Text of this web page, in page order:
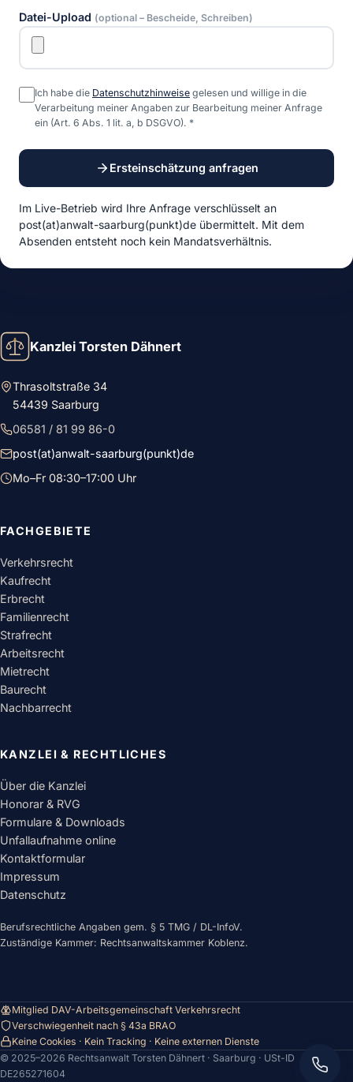
Jetzt anrufen: 06581
Datei-Upload (optional – Bescheide, Schreiben)
Ich habe die Datenschutzhinweise gelesen und willige in die
Verarbeitung meiner Angaben zur Bearbeitung meiner Anfrage
ein (Art. 6 Abs. 1 lit. a, b DSGVO). *
Ersteinschätzung anfragen
Im Live-Betrieb wird Ihre Anfrage verschlüsselt an
post(at)anwalt-saarburg(punkt)de übermittelt. Mit dem
Absenden entsteht noch kein Mandatsverhältnis.
Kanzlei Torsten Dähnert
Thrasoltstraße 34
54439 Saarburg
06581 / 81 99 86-0
post(at)anwalt-saarburg(punkt)de
Mo–Fr 08:30–17:00 Uhr
FACHGEBIETE
Verkehrsrecht
Kaufrecht
Erbrecht
Familienrecht
Strafrecht
Arbeitsrecht
Mietrecht
Baurecht
Nachbarrecht
KANZLEI & RECHTLICHES
Über die Kanzlei
Honorar & RVG
Formulare & Downloads
Unfallaufnahme online
Kontaktformular
Impressum
Datenschutz
Berufsrechtliche Angaben gem. § 5 TMG / DL-InfoV.
Zuständige Kammer: Rechtsanwaltskammer Koblenz.
Mitglied DAV-Arbeitsgemeinschaft Verkehrsrecht
Verschwiegenheit nach § 43a BRAO
Keine Cookies · Kein Tracking · Keine externen Dienste
© 2025–2026 Rechtsanwalt Torsten Dähnert · Saarburg · USt-ID
DE265271604